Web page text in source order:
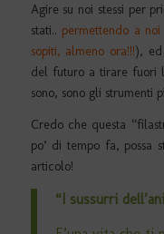
Agire su noi stessi per
stati.. permettendo a
sopiti, almeno ora!!!), ed
del futuro a tirare fuori
sono, sono gli strumenti
Credo che questa
po’ di tempo fa, possa
articolo!
“I sussurri